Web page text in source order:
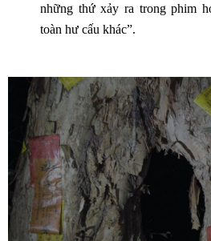
những thứ xảy ra trong phim
toàn hư cấu khác”.